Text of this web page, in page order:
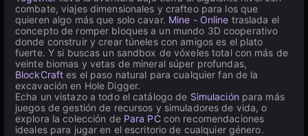
combate, viajes dimensionales y crafteo para los que
quieren algo más que solo cavar. Mine - Online traslada el
concepto de romper bloques a un mundo 3D cooperativo
donde construir y crear túneles con amigos es el plato
fuerte. Y si buscas un sandbox de vóxeles total con más de
veinte biomas y vetas de mineral súper profundas,
BlockCraft es el paso natural para cualquier fan de la
excavación en Hole Digger.
Echa un vistazo a todo el catálogo de Simulación para más
juegos de gestión de recursos y simuladores de vida, o
explora la colección de Para PCcon recomendaciones
ideales para jugar en el escritorio de cualquier género.